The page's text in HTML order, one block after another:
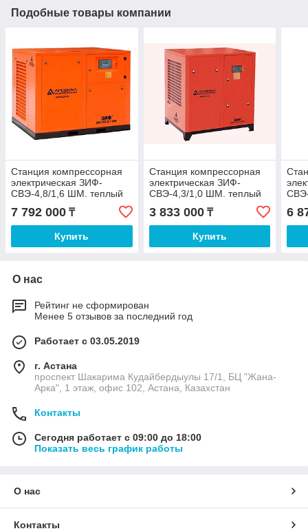
Подобные товары компании
Станция компрессорная
электрическая ЗИФ-
СВЭ-4,8/1,6 ШМ. теплый
7 792 000 ₸
Купить
Станция компрессорная
электрическая ЗИФ-
СВЭ-4,3/1,0 ШМ. теплый
3 833 000₸
Купить
6
О нас
Рейтинг не сформирован
Менее 5 отзывов за последний год
Работает с 03.05.2019
г. Астана
проспект Шакарима Кудайбердыулы 17/1, БЦ "Жана-
Арка", 1 этаж, офис 102, Астана, Казахстан
Контакты
Сегодня работает с 09:00 до 18:00
Показать весь график работы
О нас
Контакты